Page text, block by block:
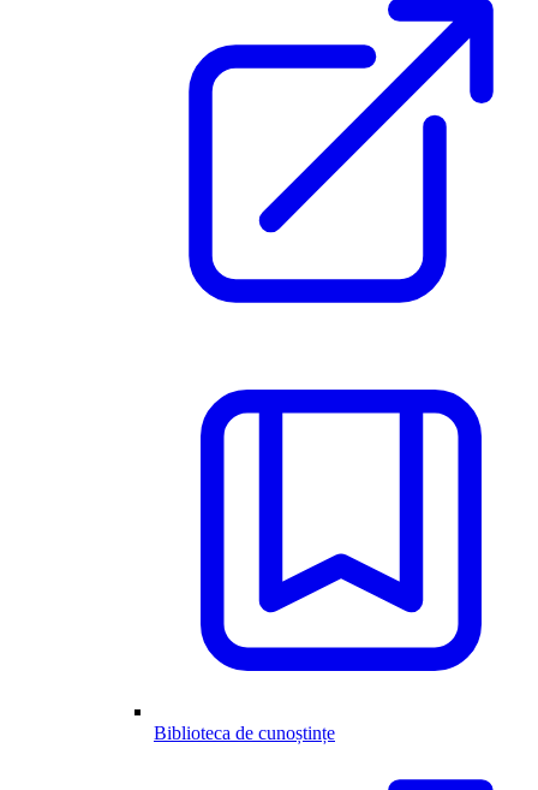
Biblioteca de cunoștințe